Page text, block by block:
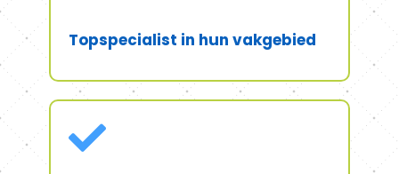
Topspecialist in hun vakgebied
